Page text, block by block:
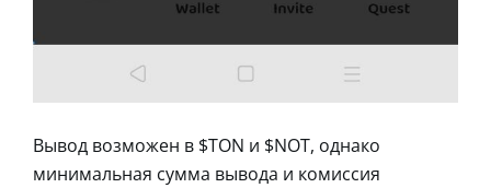
Вывод возможен в $TON и $NOT, однако
минимальная сумма вывода и комиссия